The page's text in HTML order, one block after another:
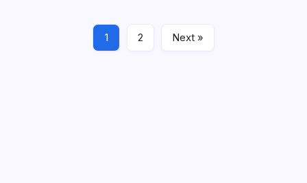
1 2 Next »